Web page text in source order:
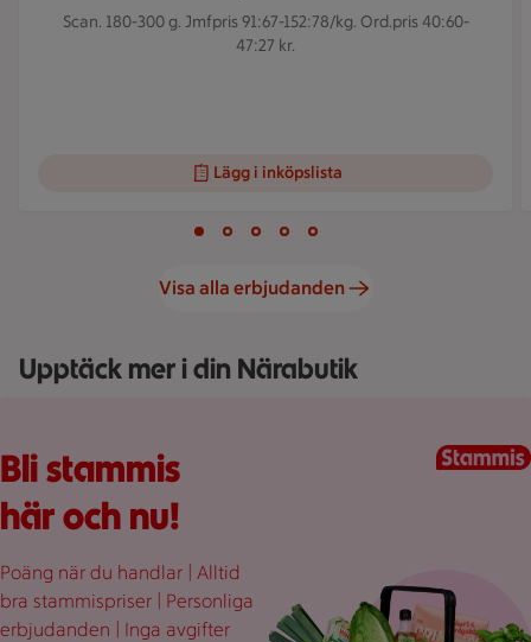
Scan. 180-300 g. Jmfpris 91:67-152:78/kg. Ord.pris 40:60-
47:27 kr.
Lägg i inköpslista
Bild 1 av 5
Bild 2 av 5
Bild 3 av 5Bild 4 av 5
Visa alla erbjudanden
Upptäck mer i din Närabutik
Bli stammis
här och nu!
Poäng när du handlar | Alltid
bra stammispriser | Personliga
erbjudanden | Inga avgifter